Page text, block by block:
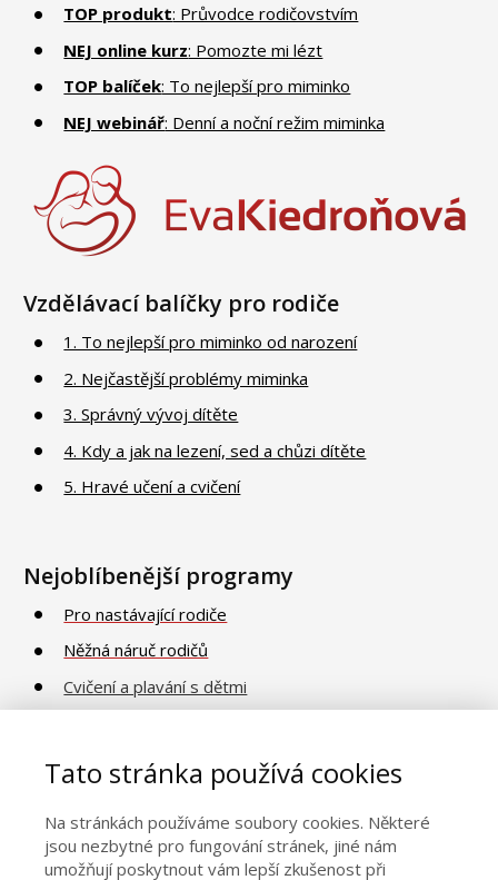
TOP produkt: Průvodce rodičovstvím
NEJ online kurz: Pomozte mi lézt
TOP balíček: To nejlepší pro miminko
NEJ webinář: Denní a noční režim miminka
Vzdělávací balíčky pro rodiče
1. To nejlepší pro miminko od narození
2. Nejčastější problémy miminka
3. Správný vývoj dítěte
4. Kdy a jak na lezení, sed a chůzi dítěte
5. Hravé učení a cvičení
Nejoblíbenější programy
Pro nastávající rodiče
Něžná náruč rodičů
Cvičení a plavání s dětmi
Obecné informace
Tato stránka používá cookies
Na stránkách používáme soubory cookies. Některé
jsou nezbytné pro fungování stránek, jiné nám
umožňují poskytnout vám lepší zkušenost při